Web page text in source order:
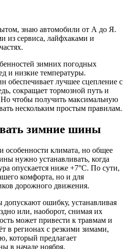
знаю автомобили от А до Я.
из сервиса, лайфхаками и
зимних погодных
и низкие температуры.
обеспечивает лучшее сцепление с
сокращает тормозной путь и
чтобы получить максимальную
нескольким простым правилам.
зимние шины
особенности климата, но общее
нужно устанавливать, когда
опускается ниже +7°C. По сути,
комфорта, но и для
дорожного движения.
ошибку, устанавливая
или, наоборот, снимая их
может привести к травмам и
в регионах с резкими зимами,
который предлагает
в начале ноября.